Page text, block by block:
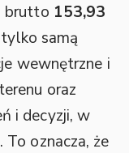
brutto 153,93
samą
wewnętrzne i
oraz
i decyzji, w
oznacza, że